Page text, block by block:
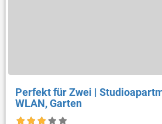
Perfekt für Zwei |
WLAN, Garten